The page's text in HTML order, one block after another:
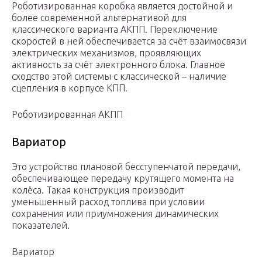
Роботизированная коробка является достойной и
более современной альтернативой для
классического варианта АКПП. Переключение
скоростей в ней обеспечивается за счёт взаимосвязи
электрических механизмов, проявляющих
активность за счёт электронного блока. Главное
сходство этой системы с классической – наличие
сцепления в корпусе КПП.
Роботизированная АКПП
Вариатор
Это устройство плановой бесступенчатой передачи,
обеспечивающее передачу крутящего момента на
колёса. Такая конструкция производит
уменьшенный расход топлива при условии
сохранения или приумножения динамических
показателей.
Вариатор